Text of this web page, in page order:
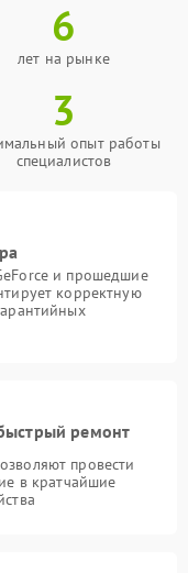
6
лет на рынке
3
опыт работы
специалистов
и прошедшие
корректную
ремонт
провести
в кратчайшие